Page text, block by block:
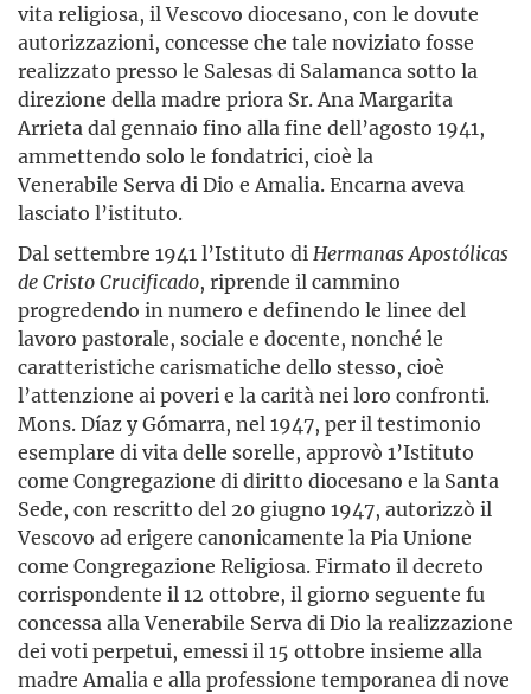
vita religiosa, il Vescovo diocesano, con le dovute
autorizzazioni, concesse che tale noviziato fosse
realizzato presso le Salesas di Salamanca sotto la
direzione della madre priora Sr. Ana Margarita
Arrieta dal gennaio fino alla fine dell’agosto 1941,
ammettendo solo le fondatrici, cioè la
Venerabile Serva di Dio e Amalia. Encarna aveva
lasciato l’istituto.
Dal settembre 1941 l’Istituto diHermanasApostólicas
deCristoCrucificado, riprende il cammino
progredendo in numero e definendo le linee del
lavoro pastorale, sociale e docente, nonché le
caratteristiche carismatiche dello stesso, cioè
l’attenzione ai poveri e la carità nei loro confronti.
Mons. Díaz y Gómarra, nel 1947, per il testimonio
esemplare di vita delle sorelle, approvò 1’Istituto
come Congregazione di diritto diocesano e la Santa
Sede, con rescritto del 20 giugno 1947, autorizzò il
Vescovo ad erigere canonicamente la Pia Unione
come Congregazione Religiosa. Firmato il decreto
corrispondente il 12 ottobre, il giorno seguente fu
concessa alla Venerabile Serva di Dio la realizzazione
dei voti perpetui, emessi il 15 ottobre insieme alla
madre Amalia e alla professione temporanea di nove